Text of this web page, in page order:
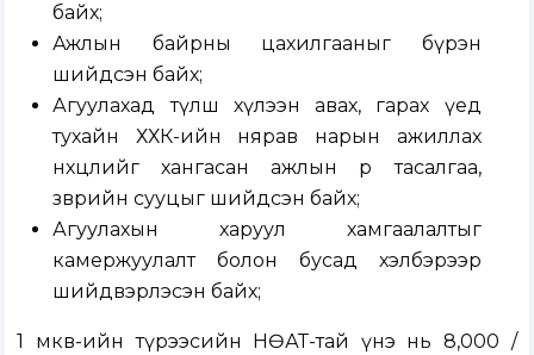
байх;
Ажлын байрны цахилгааныг бүрэн
шийдсэн байх;
Агуулахад түлш хүлээн авах, гарах үед
тухайн ХХК-ийн нярав нарын ажиллах
нөхцөлийг хангасан ажлын өрөө тасалгаа,
зөөврийн сууцыг шийдсэн байх;
Агуулахын харуул хамгаалалтыг
камержуулалт болон бусад хэлбэрээр
шийдвэрлэсэн байх;
1 мкв-ийн түрээсийн НӨАТ-тай үнэ нь 8,000 /